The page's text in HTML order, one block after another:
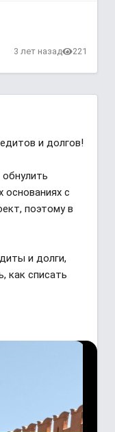
3 лет назад 221
и долгов!
с
поэтому в
и долги,
как списать